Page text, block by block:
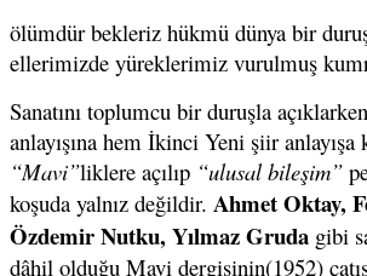
ölümdür bekleriz hükmü dünya bir
ellerimizde yüreklerimiz vurulmuş
Sanatını toplumcu bir duruşla
anlayışına hem İkinci Yeni şiir anlayışa
“Mavi”liklere açılıp “ulusal bileşim”
koşuda yalnız değildir. Ahmet Oktay,
Özdemir Nutku, Yılmaz Gruda gibi
dâhil olduğu Mavi dergisinin(1952)